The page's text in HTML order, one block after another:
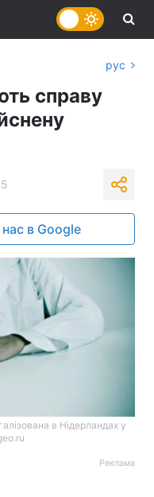
рус
справу
в Google
в Нідерландах у
Реклама